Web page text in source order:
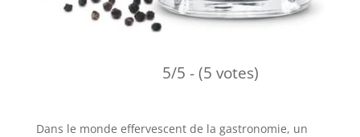
5/5 - (5 votes)
Dans le monde effervescent de la gastronomie, un